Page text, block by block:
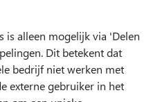
is alleen mogelijk via 'Delen
Dit betekent dat
bedrijf niet werken met
externe gebruiker in het